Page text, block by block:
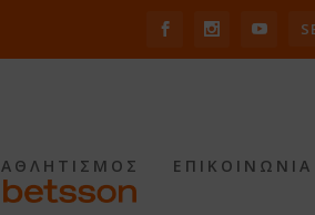
ΑΘΛΗΤΙΣΜΟΣ ΕΠΙΚΟΙΝΩΝΙΑ